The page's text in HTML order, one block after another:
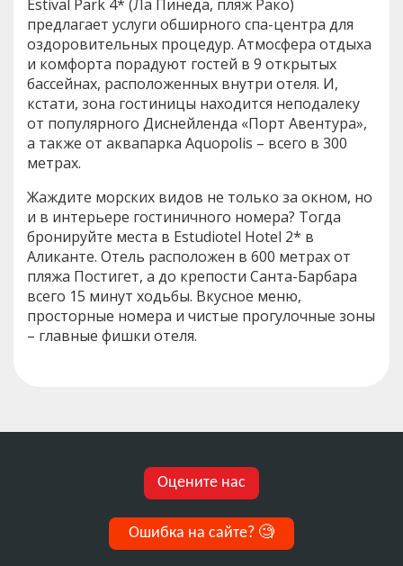
Estival Park 4* (Ла Пинеда, пляж Рако)
предлагает услуги обширного спа-центра для
оздоровительных процедур. Атмосфера отдыха
и комфорта порадуют гостей в 9 открытых
бассейнах, расположенных внутри отеля. И,
кстати, зона гостиницы находится неподалеку
от популярного Диснейленда «Порт Авентура»,
а также от аквапарка Aquopolis – всего в 300
метрах.
Жаждите морских видов не только за окном, но
и в интерьере гостиничного номера? Тогда
бронируйте места в Estudiotel Hotel 2* в
Аликанте. Отель расположен в 600 метрах от
пляжа Постигет, а до крепости Санта-Барбара
всего 15 минут ходьбы. Вкусное меню,
просторные номера и чистые прогулочные зоны
– главные фишки отеля.
Оцените нас
Ошибка на сайте? 🧐